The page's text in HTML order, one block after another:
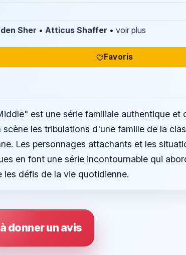
Sher • Atticus Shaffer • voir plus
Favoris
est une série familiale authentique et
scène les tribulations d'une famille de la
Les personnages attachants et les
en font une série incontournable qui
les défis de la vie quotidienne.
donner un avis